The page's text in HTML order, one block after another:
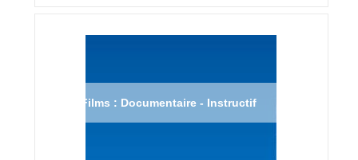
Films : Documentaire - Instructif